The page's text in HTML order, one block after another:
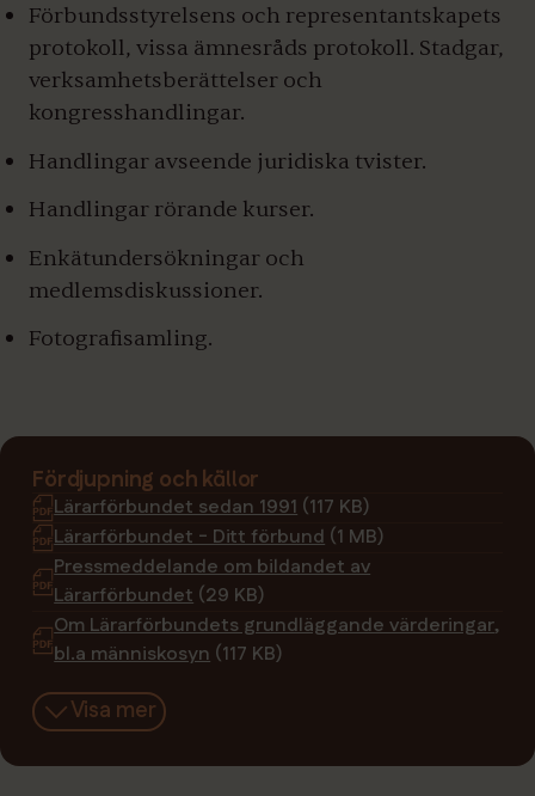
Förbundsstyrelsens och representantskapets
protokoll, vissa ämnesråds protokoll. Stadgar,
verksamhetsberättelser och
kongresshandlingar.
Handlingar avseende juridiska tvister.
Handlingar rörande kurser.
Enkätundersökningar och
medlemsdiskussioner.
Fotografisamling.
Fördjupning och källor
Lärarförbundet sedan 1991 (117 KB)
Lärarförbundet - Ditt förbund (1 MB)
Pressmeddelande om bildandet av
Lärarförbundet (29 KB)
Om Lärarförbundets grundläggande värderingar,
bl.a människosyn (117 KB)
Visa mer